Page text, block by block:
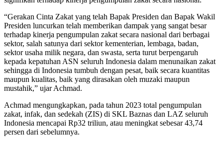
“Gerakan Cinta Zakat yang telah Bapak Presiden dan Bapak Wakil
Presiden luncurkan telah memberikan dampak yang sangat besar
terhadap kinerja pengumpulan zakat secara nasional dari berbagai
sektor, salah satunya dari sektor kementerian, lembaga, badan,
sektor usaha milik negara, dan swasta, serta turut berpengaruh
kepada kepatuhan ASN seluruh Indonesia dalam menunaikan zakat
sehingga di Indonesia tumbuh dengan pesat, baik secara kuantitas
maupun kualitas, baik yang dirasakan oleh muzaki maupun
mustahik,” ujar Achmad.
Achmad mengungkapkan, pada tahun 2023 total pengumpulan
zakat, infak, dan sedekah (ZIS) di SKL Baznas dan LAZ seluruh
Indonesia mencapai Rp32 triliun, atau meningkat sebesar 43,74
persen dari sebelumnya.